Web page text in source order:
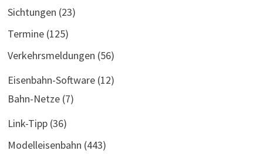
Sichtungen (23)
Termine(125)
Verkehrsmeldungen (56)
Eisenbahn-Software(12)
Bahn-Netze(7)
Link-Tipp(36)
Modelleisenbahn (443)